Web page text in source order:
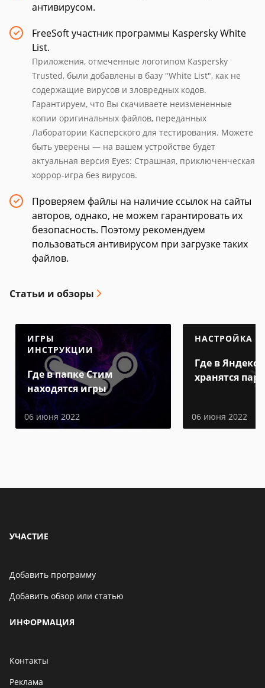
антивирусом.
FreeSoft участник программы Kaspersky White
List.
Приложения, отмеченные логотипом Kaspersky
Trusted, были добавлены в базу "White List", как не
содержащие вирусов и зловредных кодов.
Гарантируем, что Вы скачиваете неизмененные
копии оригинальных файлов, переданных
Лаборатории Касперского для тестирования. Можете
быть уверены — на вашем устройстве будет
актуальная версия Eyes: Страшная, приключенческая
хоррор-игра без вирусов.
Проверяем файлы на наличие ссылок на сайты
авторов, однако, не можем гарантировать их
безопасность. Поэтому рекомендуем
пользоваться антивирусом при загрузке таких
файлов.
Статьи и обзоры
ИГРЫ
ИНСТРУКЦИИ
Где в папке Стим
находятся игры
06 июня 2022
НАСТРОЙКА
Где в Яндекс
хранятся
06 июня 2022
УЧАСТИЕ
Добавить программу
Добавить обзор или статью
ИНФОРМАЦИЯ
Контакты
Реклама